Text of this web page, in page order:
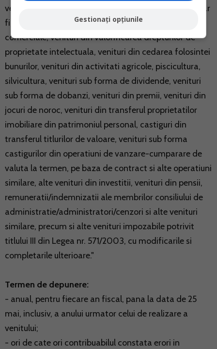
venituri din strainatate impozabile in Romania, cum ar
fi: venituri din profesii libere, venituri din activitati
comerciale, venituri din valorificarea drepturilor de
proprietate intelectuala, venituri din cedarea folosintei
bunurilor, venituri din activitati agricole, piscicultura,
silvicultura, venituri sub forma de dividende, venituri
sub forma de dobanzi, venituri din premii, venituri din
jocuri de noroc, venituri din transferul proprietatilor
imobiliare din patrimoniul personal, castiguri din
transferul titlurilor de valoare, venituri sub forma
castigurilor din operatiuni de vanzare-cumparare de
valuta la termen, pe baza de contract si alte operatiuni
similare, alte venituri din investitii, venituri din pensii,
remuneratii/indemnizatii ale membrilor consiliului de
administratie/administratori/cenzori si alte venituri
similare, precum si alte venituri impozabile potrivit
titlului III din Legea nr. 571/2003, cu modificarile si
completarile ulterioare."
Termen de depunere:
- anual, pentru fiecare an fiscal, pana la data de 25
mai, inclusiv, a anului urmator celui de realizare a
venitului;
- ori de cate ori contribuabilul constata erori in
Gestionați opțiunile